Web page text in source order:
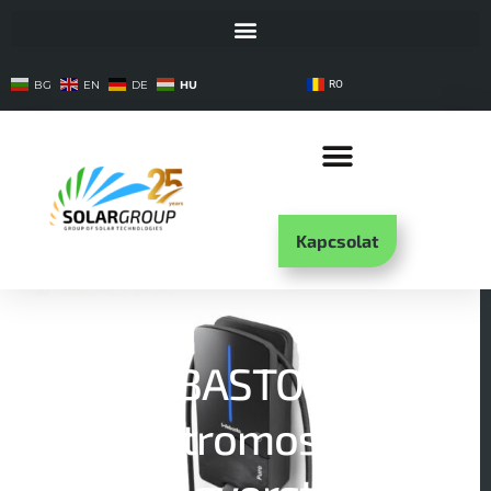
BG EN DE HU RO
Kapcsolat
WEBASTO Next
Elektromos autó